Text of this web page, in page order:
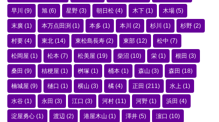
早川 (9) 旭 (6) 星野 (3) 朝日松 (4) 木下 (1) 木場 (5)
末廣 (1) 本万点田渕 (1) 本多 (1) 本川 (2) 杉川 (1) 杉野 (2)
村要 (4) 東北 (14) 東松島長寿 (2) 東部 (12) 松中 (7)
松岡屋 (1) 松本 (7) 松美屋 (19) 柴沼 (10) 栄 (1) 根田 (3)
桑田 (9) 桔梗屋 (1) 桝塚 (1) 桶本 (1) 森山 (3) 森田 (18)
楠城屋 (9) 樋口 (1) 横山 (3) 橘 (4) 正田 (211) 水上 (1)
水谷 (1) 永田 (3) 江口 (3) 河村 (11) 河野 (1) 浜田 (4)
淀屋勇心 (1) 渡辺 (2) 港屋木山 (1) 澤井 (5) 濵口 (10)